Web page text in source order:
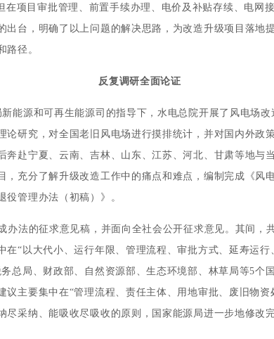
在项目审批管理、前置手续办理、电价及补贴存续、电网
出台，明确了以上问题的解决思路，为改造升级项目落地
路径。
反复调研全面论证
能源和可再生能源司的指导下，水电总院开展了风电场
论研究，对全国老旧风电场进行摸排统计，并对国内外政
奔赴宁夏、云南、吉林、山东、江苏、河北、甘肃等地与
，充分了解升级改造工作中的痛点和难点，编制完成《风
役管理办法（初稿）》。
办法的征求意见稿，并面向全社会公开征求意见。其间，
在“以大代小、运行年限、管理流程、审批方式、延寿运
总局、财政部、自然资源部、生态环境部、林草局等5个
议主要集中在“管理流程、责任主体、用地审批、废旧物资
尽采纳、能吸收尽吸收的原则，国家能源局进一步地修改